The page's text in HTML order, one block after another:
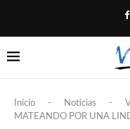
Inicio - Noticias -
MATEANDO POR UNA